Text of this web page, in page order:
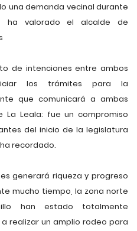
una demanda vecinal durante
ha valorado el alcalde de
de intenciones entre ambos
los trámites para la
que comunicará a ambas
Leala: fue un compromiso
del inicio de la legislatura
recordado.
generará riqueza y progreso
mucho tiempo, la zona norte
han estado totalmente
realizar un amplio rodeo para